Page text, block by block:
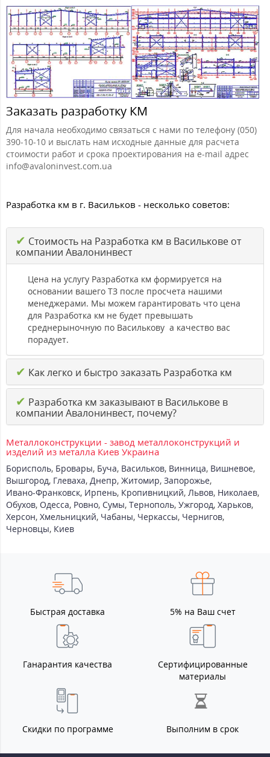
Заказать разработку КМ
Для начала необходимо связаться с нами по телефону (050)
390-10-10 и выслать нам исходные данные для расчета
стоимости работ и срока проектирования на e-mail адрес
info@avaloninvest.com.ua
Разработка км в г. Васильков - несколько советов:
✔ Стоимость на Разработка км в Василькове от
компании Авалонинвест
Цена на услугу Разработка км формируется на
основании вашего ТЗ после просчета нашими
менеджерами. Мы можем гарантировать что цена
для Разработка км не будет превышать
среднерыночную по Василькову а качество вас
порадует.
✔ Как легко и быстро заказать Разработка км
✔ Разработка км заказывают в Василькове в
компании Авалонинвест, почему?
Металлоконструкции - завод металлоконструкций и
изделий из металла Киев Украина
Борисполь, Бровары, Буча, Васильков, Винница, Вишневое,
Вышгород, Глеваха, Днепр, Житомир, Запорожье,
Ивано-Франковск, Ирпень, Кропивницкий, Львов, Николаев,
Обухов, Одесса, Ровно, Сумы, Тернополь, Ужгород, Харьков,
Херсон, Хмельницкий, Чабаны, Черкассы, Чернигов,
Черновцы, Киев
Быстрая доставка 5% на Ваш счет
Ганарантия качества
Сертифицированные
материалы
Скидки по программе Выполним в срок